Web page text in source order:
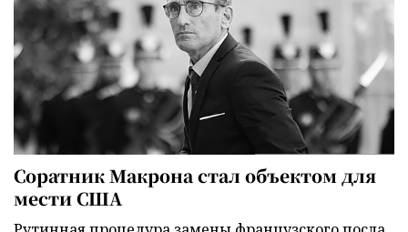
Соратник Макрона стал объектом для
мести США